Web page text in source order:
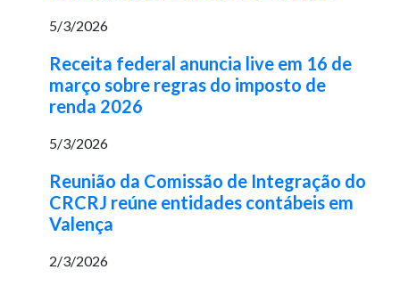
5/3/2026
Receita federal anuncia live em 16 de
março sobre regras do imposto de
renda 2026
5/3/2026
Reunião da Comissão de Integração do
CRCRJ reúne entidades contábeis em
Valença
2/3/2026